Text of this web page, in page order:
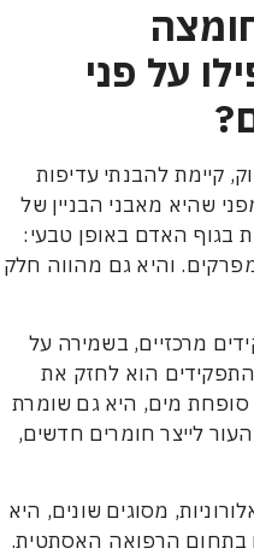
על פני
להבנתי עדיפות
מאבני הבניין של
האדם באופן טבעי:
והיא גם מהווה חלק
מרכזיים, בשמירה על
הוא לחזק את
מים, היא גם שומרת
לייצר חומרים חדשים,
מסוגים שונים, היא
הרפואה האסתטית.